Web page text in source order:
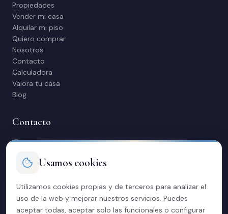
Propiedades
Vender mi casa
Alquilar mi piso
Quiero comprar
Nosotros
Contacto
Calculadora
Valora tu casa
Blog
Contacto
C/ Manuel Maestre 31, 03600 Elda (Alicante)
contacto@soriacasas.com
Legal
Usamos cookies
Utilizamos cookies propias y de terceros para analizar el
uso de la web y mejorar nuestros servicios. Puedes
aceptar todas, aceptar solo las funcionales o configurar